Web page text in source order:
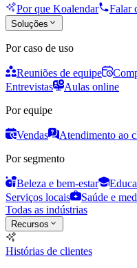
Por que Koalendar Falar
Soluções
Por caso de uso
Reuniões de equipe
Entrevistas
Aulas online
Por equipe
Vendas Atendimento ao
Por segmento
Beleza e bem-estar
Serviços locais
Saúde e
Todas as indústrias
Recursos
Histórias de clientes